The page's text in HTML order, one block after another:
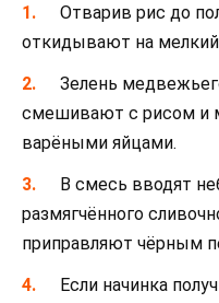
Отварив рис до
откидывают на
Зелень
смешивают с рисом и
варёными яйцами.
В смесь вводят
размягчённого
приправляют чёрным
Если начинка